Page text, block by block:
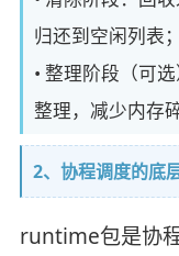
归还到空闲列表；
• 整理阶段（可
整理，减少内存碎
2、协程调度的底
runtime包是协